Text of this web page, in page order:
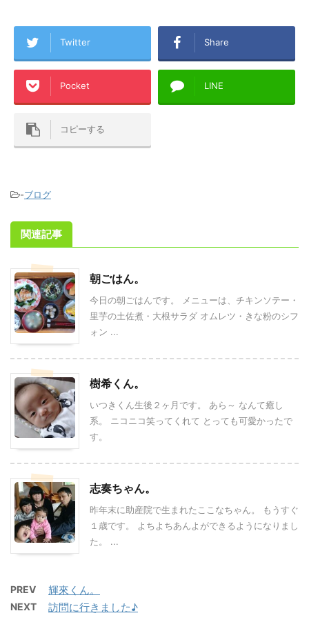
Twitter Share
Pocket LINE
コピーする
-ブログ
関連記事
朝ごはん。
今日の朝ごはんです。 メニューは、チキンソテー・
里芋の土佐煮・大根サラダ オムレツ・きな粉のシフ
ォン ...
樹希くん。
いつきくん生後２ヶ月です。 あら～ なんて癒し
系。 ニコニコ笑ってくれて とっても可愛かったで
す。
志奏ちゃん。
昨年末に助産院で生まれたここなちゃん。 もうすぐ
１歳です。 よちよちあんよができるようになりまし
た。 ...
PREV 輝來くん。
NEXT 訪問に行きました♪